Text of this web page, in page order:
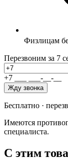
Физлицам
Перезвоним за 7
+7 - -
Жду звонка
Бесплатно ·
Имеются
специалиста.
С этим